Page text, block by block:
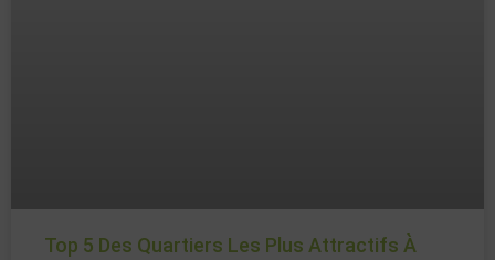
Top 5 Des Quartiers Les Plus Attractifs À